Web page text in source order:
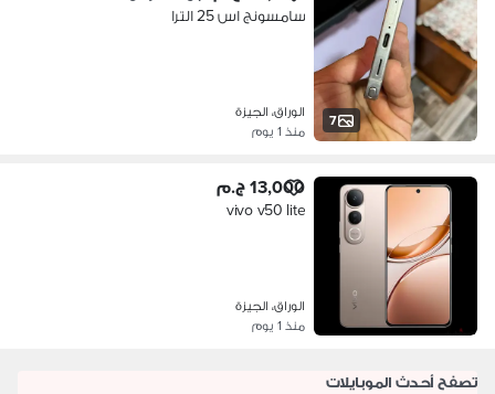
7
سامسونج اس 25 الترا
الوراق، الجيزة
منذ 1 يوم
13,000 ج.م
vivo v50 lite
الوراق، الجيزة
منذ 1 يوم
تصفح أحدث الموبايلات